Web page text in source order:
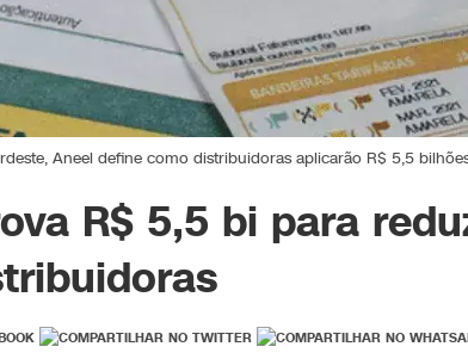
Aneel define como distribuidoras aplicarão R$ 5,5
R$ 5,5 bi para